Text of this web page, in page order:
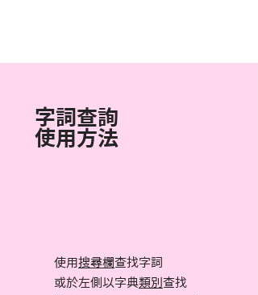
字詞查詢
使用方法
使用搜尋欄查找字詞
或於左側以字典類別 查找